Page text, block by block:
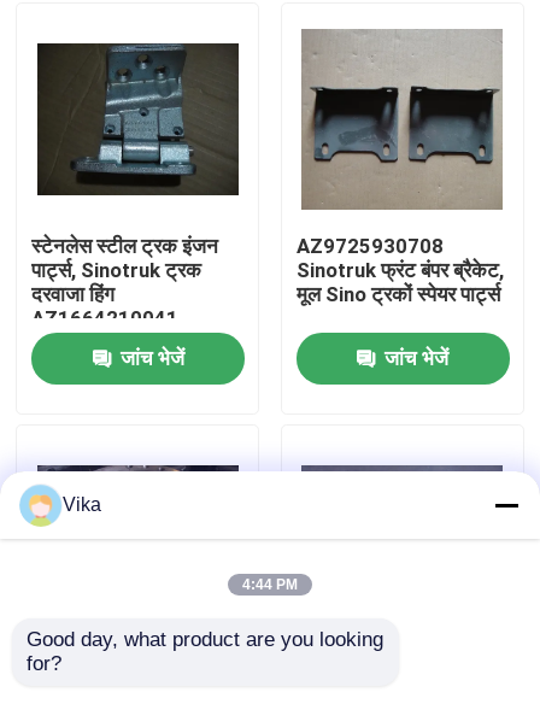
हमारे बारे में
फैक्टरी यात्रा
गुणवत्ता नियंत्रण
हमसे संपर्क करें
समाचार
एक बोली का अनुरोध
स्टेनलेस स्टील ट्रक इंजन
पार्ट्स, Sinotruk ट्रक
दरवाजा हिंग
AZ1664210041
जांच भेजें
AZ9725930708
Sinotruk फ्रंट बंपर ब्रैकेट,
मूल Sino ट्रकों स्पेयर पार्ट्स
जांच भेजें
सिनोट्रक ट्रक ब्रेक ड्रम,
Vika
4:44 PM
Good day, what product are you looking
for?